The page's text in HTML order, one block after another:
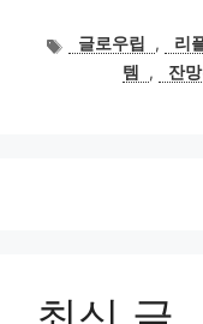
태글로우립 , 리
템
, 잔